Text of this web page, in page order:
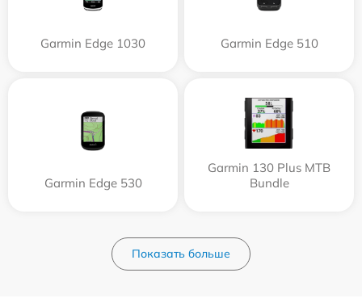
Garmin Edge 1030 Garmin Edge 510
Garmin Edge 530
Garmin 130 Plus MTB
Bundle
Показать больше